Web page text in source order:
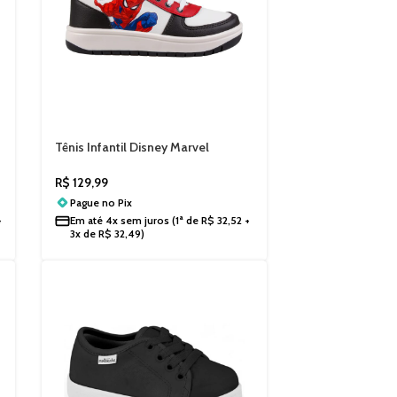
Tênis Infantil Disney Marvel
R$ 129,99
Pague noPix
Em até 4x sem juros (1ª deR$ 32,52 +
3x deR$ 32,49)